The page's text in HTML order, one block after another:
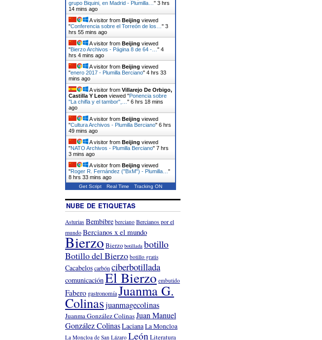
grupo Biquini, en Madrid - Plumilla… " 3 hrs
14 mins ago
A visitor from Beijing viewed
"Conferencia sobre el Torreón de los… " 3
hrs 55 mins ago
A visitor from Beijing viewed
"Bierzo Archivos - Página 8 de 64 -… " 4
hrs 4 mins ago
A visitor from Beijing viewed
"enero 2017 - Plumilla Berciano" 4 hrs 33
mins ago
A visitor from Villarejo De Orbigo,
Castilla Y Leon viewed "Ponencia sobre
"La chifla y el tambor",… " 6 hrs 18 mins
ago
A visitor from Beijing viewed
"Cultura Archivos - Plumilla Berciano" 6 hrs
49 mins ago
A visitor from Beijing viewed
"NATO Archivos - Plumilla Berciano" 7 hrs
3 mins ago
A visitor from Beijing viewed
"Roger R. Fernández ("BxM") - Plumilla… "
8 hrs 33 mins ago
Get Script Real Time Tracking ON
NUBE DE ETIQUETAS
Asturias Bembibre berciano Bercianos por el
mundoBercianos x el mundo
BierzoBierzo botillada botillo
Botillo del Bierzo botillo gratis
Cacabeloscarbón ciberbotillada
comunicaciónEl Bierzo embutido
Fabero gastronomíaJuanma G.
Colinasjuanmagecolinas
Juanma González ColinasJuan Manuel
González ColinasLacianaLa Moncloa
La Moncloa de San Lázaro LeónLiteratura